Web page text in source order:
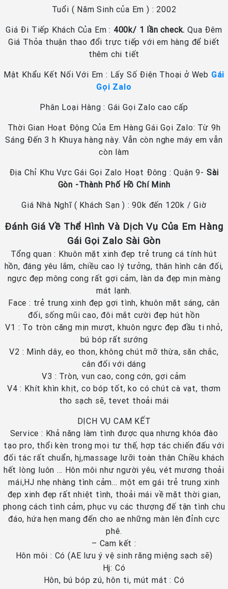
Tuổi ( Năm Sinh của Em ) : 2002
Giá Đi Tiếp Khách Của Em : 400k/ 1 lần check. Qua Đêm
Giá Thỏa thuận thao đổi trực tiếp với em hàng để biết
thêm chi tiết
Mật Khẩu Kết Nối Với Em : Lấy Số Điện Thoại ở Web Gái
Gọi Zalo
Phân Loại Hàng : Gái Gọi Zalo cao cấp
Thời Gian Hoạt Động Của Em Hàng Gái Gọi Zalo: Từ 9h
Sáng Đến 3 h Khuya hàng này. Vẫn còn nghe máy em vẫn
còn làm
Địa Chỉ Khu Vực Gái Gọi Zalo Hoạt Đông : Quận 9- Sài
Gòn -Thành Phố Hồ Chí Minh
Giá Nhà Nghĩ ( Khách Sạn ) : 90k đến 120k / Giờ
Đánh Giá Về Thể Hình Và Dịch Vụ Của Em Hàng
Gái Gọi Zalo Sài Gòn
Tổng quan : Khuôn mặt xinh đẹp trẻ trung cá tính hút
hồn, đáng yêu lắm, chiều cao lý tưởng, thân hình cân đối,
ngực đẹp mông cong rất gợi cảm, làn da đẹp mịn màng
mát lạnh.
Face : trẻ trung xinh đẹp gợi tình, khuôn mặt sáng, cân
đối, sống mũi cao, đôi mắt cười đẹp hút hồn
V1 : To tròn căng mịn mượt, khuôn ngực đẹp đầu ti nhỏ,
bú bóp rất sướng
V2 : Mình dây, eo thon, không chút mỡ thừa, săn chắc,
cân đối với dáng
V3 : Tròn, vun cao, cong cớn, gợi cảm
V4 : Khít khìn khịt, co bóp tốt, ko có chút cà vạt, thơm
tho sạch sẽ, tevet thoải mái
DỊCH VỤ CAM KẾT
Service : Khả năng làm tình được qua nhưng khóa đào
tạo pro, thổi kèn trong mọi tư thế, hợp tác chiến đấu với
đối tác rất chuẩn, hj,massage lưỡi toàn thân Chiều khách
hết lòng luôn … Hôn môi như người yêu, vét mương thoải
mái,HJ nhẹ nhàng tình cảm… một em gái trẻ trung xinh
đẹp xinh đẹp rất nhiệt tình, thoải mái về mặt thời gian,
phong cách tình cảm, phục vụ các thượng đế tận tình chu
đáo, hứa hẹn mang đến cho ae những màn lên đỉnh cực
phê.
– Cam kết :
Hôn môi : Có (AE lưu ý vệ sinh răng miệng sạch sẽ)
Hj: Có
Hôn, bú bóp zú, hôn ti, mút mát : Có